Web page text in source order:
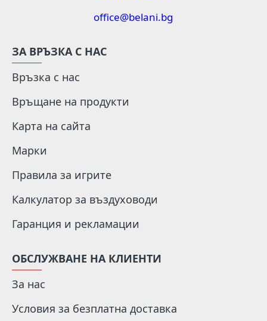
office@belani.bg
ЗА ВРЪЗКА С НАС
Връзка с нас
Връщане на продукти
Карта на сайта
Марки
Правила за игрите
Калкулатор за въздуховоди
Гаранция и рекламации
ОБСЛУЖВАНЕ НА КЛИЕНТИ
За нас
Условия за безплатна доставка